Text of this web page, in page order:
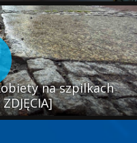
na szpilkach